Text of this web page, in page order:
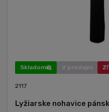
Skladom V predajni
2117
Lyžiarske nohavice